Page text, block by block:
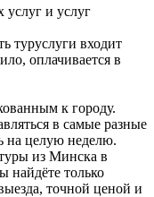
услуг и услуг
туруслуги входит
оплачивается в
к городу.
в самые разные
на целую неделю.
из Минска в
найдёте только
точной ценой и